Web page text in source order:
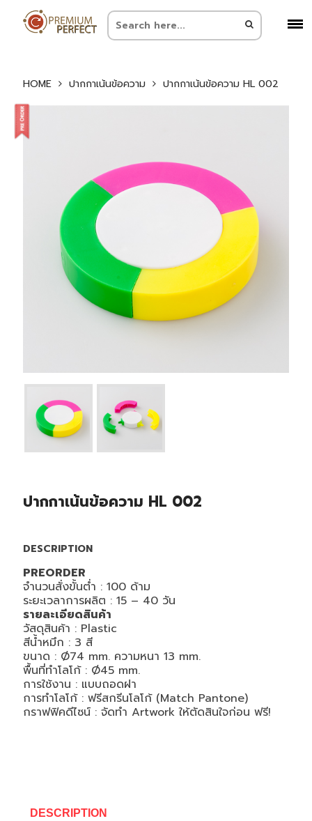
HOME ปากกาเน้นข้อความ ปากกาเน้นข้อความ HL 002
ปากกาเน้นข้อความ HL 002
DESCRIPTION
PREORDER
จำนวนสั่งขั้นต่ำ : 100 ด้าม
ระยะเวลาการผลิต : 15 – 40 วัน
รายละเอียดสินค้า
วัสดุสินค้า : Plastic
สีน้ำหมึก : 3 สี
ขนาด : Ø74 mm. ความหนา 13 mm.
พื้นที่ทำโลโก้ : Ø45 mm.
การใช้งาน : แบบถอดฝา
การทำโลโก้ : ฟรีสกรีนโลโก้ (Match Pantone)
กราฟฟิคดีไซน์ : จัดทำ Artworkให้ตัดสินใจก่อน ฟรี!
DESCRIPTION